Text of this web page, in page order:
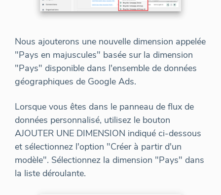
Nous ajouterons une nouvelle dimension appelée
"Pays en majuscules" basée sur la dimension
"Pays" disponible dans l'ensemble de données
géographiques de Google Ads.
Lorsque vous êtes dans le panneau de flux de
données personnalisé, utilisez le bouton
AJOUTER UNE DIMENSION indiqué ci-dessous
et sélectionnez l'option "Créer à partir d'un
modèle". Sélectionnez la dimension "Pays" dans
la liste déroulante.